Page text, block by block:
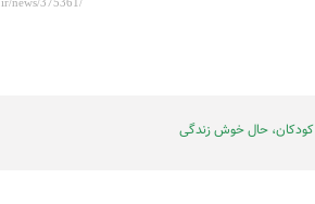
کودکان، حال خوش زندگی